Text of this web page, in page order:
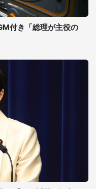
付き「総理が主役の